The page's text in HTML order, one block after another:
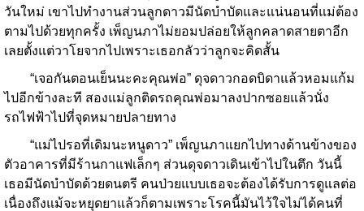
วันใหม่ เขาไปทำงานส่วนลูกดาวมีนัดบำบัดและแน่นอนที่แม่ต้อง
ตามไปด้วยทุกครั้ง เพ็ญนภาไม่ยอมปล่อยให้ลูกคลาดสายตาอีก
เลยตั้งแต่วาโยจากไปเพราะเธอกลัวว่าลูกจะคิดสั้น
“เจอกันตอนเย็นนะคะคุณพ่อ” ดุจดาวกอดบิดาแล้วหอมแก้ม
ไปอีกข้างละที สองแม่ลูกติดรถคุณพ่อมาลงปากซอยแล้วนั่ง
รถไฟฟ้าไปที่จุดหมายปลายทาง
“แม่ไปรอที่เดิมนะหนูดาว” เพ็ญนภาแยกไปทางด้านข้างของ
ตัวอาคารที่มีร้านกาแฟเล็กๆ ส่วนดุจดาวเดินเข้าไปในตึก วันนี้
เธอมีนัดบำบัดด้วยดนตรี คนป่วยแบบเธอจะต้องได้รับการดูแลต่อ
เนื่องถึงแม้จะหยุดยาแล้วก็ตามเพราะโรคนี้มันไว้ใจไม่ได้คนที่